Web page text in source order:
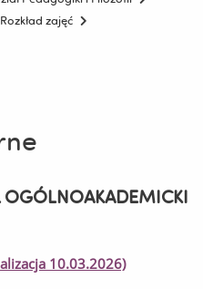
Rozkład zajęć
10.03.2026)